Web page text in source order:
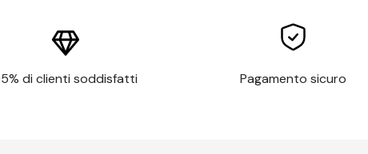
non hanno una superficie pulita e liscia o con scarsa
di clienti soddisfatti Pagamento sicuro